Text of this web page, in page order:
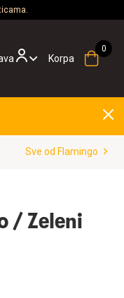
Korpa
Sve od Flamingo
/ Zeleni